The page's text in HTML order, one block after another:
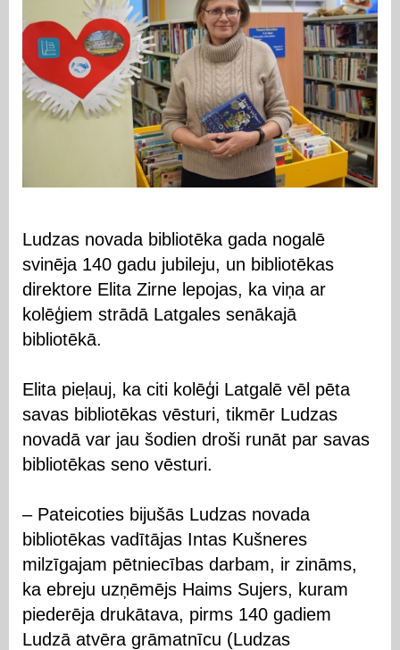
Ludzas novada bibliotēka gada nogalē
svinēja 140 gadu jubileju, un bibliotēkas
direktore Elita Zirne lepojas, ka viņa ar
kolēģiem strādā Latgales senākajā
bibliotēkā.
Elita pieļauj, ka citi kolēģi Latgalē vēl pēta
savas bibliotēkas vēsturi, tikmēr Ludzas
novadā var jau šodien droši runāt par savas
bibliotēkas seno vēsturi.
– Pateicoties bijušās Ludzas novada
bibliotēkas vadītājas Intas Kušneres
milzīgajam pētniecības darbam, ir zināms,
ka ebreju uzņēmējs Haims Sujers, kuram
piederēja drukātava, pirms 140 gadiem
Ludzā atvēra grāmatnīcu (Ludzas